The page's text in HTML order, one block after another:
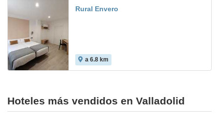
Rural Envero
a 6.8 km
Hoteles más vendidos en Valladolid